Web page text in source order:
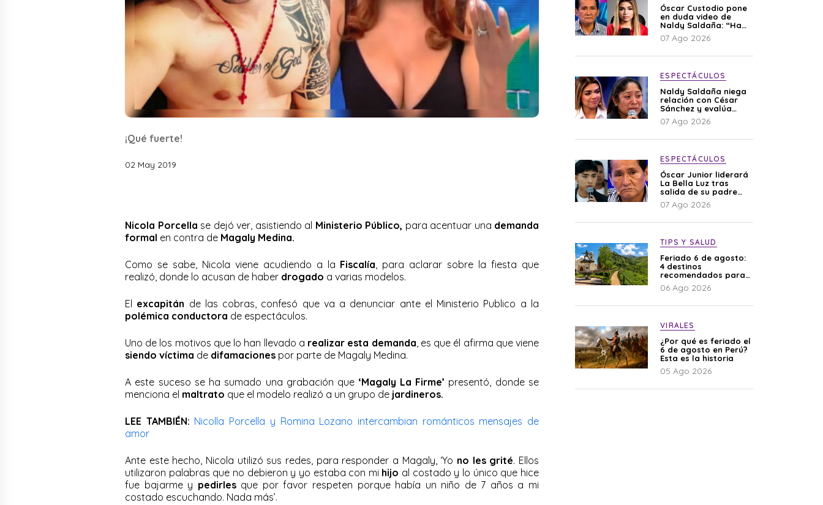
¡Qué fuerte!
02 May 2019
Nicola Porcella se dejó ver, asistiendo al Ministerio Público, para acentuar una demanda
formal en contra de Magaly Medina.
Como se sabe, Nicola viene acudiendo a la Fiscalía , para aclarar sobre la fiesta que
realizó, donde lo acusan de haber drogado a varias modelos.
El excapitán de las cobras, confesó que va a denunciar ante el Ministerio Publico a la
polémica conductora de espectáculos.
Uno de los motivos que lo han llevado a realizar esta demanda , es que él afirma que viene
siendo víctima de difamaciones por parte de Magaly Medina.
A este suceso se ha sumado una grabación que ‘Magaly La Firme’ presentó, donde se
menciona el maltrato que el modelo realizó a un grupo de jardineros.
LEE TAMBIÉN: Nicolla Porcella y Romina Lozano intercambian románticos mensajes de
amor
Ante este hecho, Nicola utilizó sus redes, para responder a Magaly, ‘Yo no les grité. Ellos
utilizaron palabras que no debieron y yo estaba con mi hijo al costado y lo único que hice
fue bajarme y pedirlesque por favor respeten porque había un niño de 7 años a mi
costado escuchando. Nada más’.
Óscar Custodio pone
en duda video de
Naldy Saldaña: “Hay
cosas que de repente
se han editado”
07 Ago 2026
ESPECTÁCULOS
Naldy Saldaña niega
relación con César
Sánchez y evalúa
denunciar a su
esposa: “Es una
07 Ago 2026
ESPECTÁCULOS
Óscar Junior liderará
La Bella Luz tras
salida de su padre
por polémica con
Naldy Saldaña
07 Ago 2026
TIPS Y SALUD
Feriado 6 de agosto:
4 destinos
recomendados para
disfrutar el descanso
06 Ago 2026
VIRALES
¿Por qué es feriado el
6 de agosto en Perú?
Esta es la historia
05 Ago 2026